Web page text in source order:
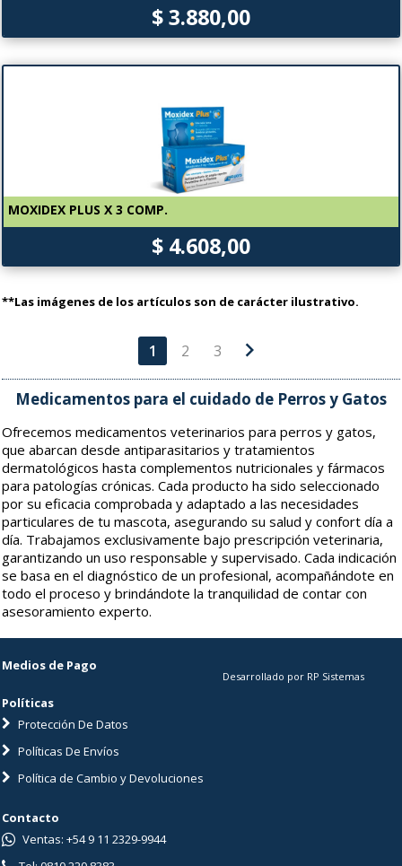
$ 3.880,00
MOXIDEX PLUS X 3 COMP.
$ 4.608,00
**Las imágenes de los artículos son de carácter ilustrativo.
1 2 3 chevron_right
Medicamentos para el cuidado de Perros y Gatos
Ofrecemos medicamentos veterinarios para perros y gatos,
que abarcan desde antiparasitarios y tratamientos
dermatológicos hasta complementos nutricionales y fármacos
para patologías crónicas. Cada producto ha sido seleccionado
por su eficacia comprobada y adaptado a las necesidades
particulares de tu mascota, asegurando su salud y confort día a
día. Trabajamos exclusivamente bajo prescripción veterinaria,
garantizando un uso responsable y supervisado. Cada indicación
se basa en el diagnóstico de un profesional, acompañándote en
todo el proceso y brindándote la tranquilidad de contar con
asesoramiento experto.
Medios de Pago
Políticas
Protección De Datos
Políticas De Envíos
Política de Cambio y Devoluciones
Desarrollado por RP Sistemas
Contacto
Ventas: +54 9 11 2329-9944